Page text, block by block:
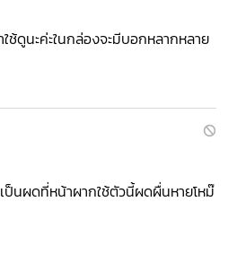
ใช้ดูนะค่ะในกล่องจะมีบอกหลากหลาย
นผดที่หน้าผากใช้ตัวนี้ผดผื่นหายโหม๊